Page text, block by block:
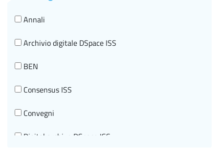
Annali
Archivio digitale DSpace ISS
BEN
Consensus ISS
Convegni
Digital archive DSpace ISS